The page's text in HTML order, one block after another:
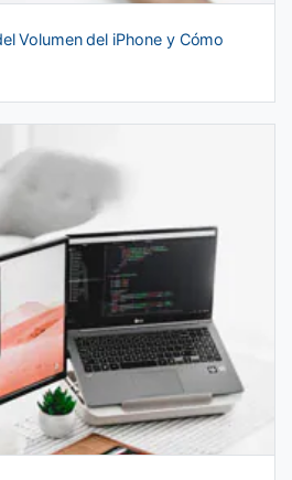
Volumen del iPhone y Cómo